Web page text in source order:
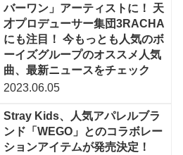
バーワン」アーティストに！ 天
才プロデューサー集団3RACHA
にも注目！ 今もっとも人気のボ
ーイズグループのオススメ人気
曲、最新ニュースをチェック
2023.06.05
Stray Kids、人気アパレルブラ
ンド「WEGO」とのコラボレー
ションアイテムが発売決定！